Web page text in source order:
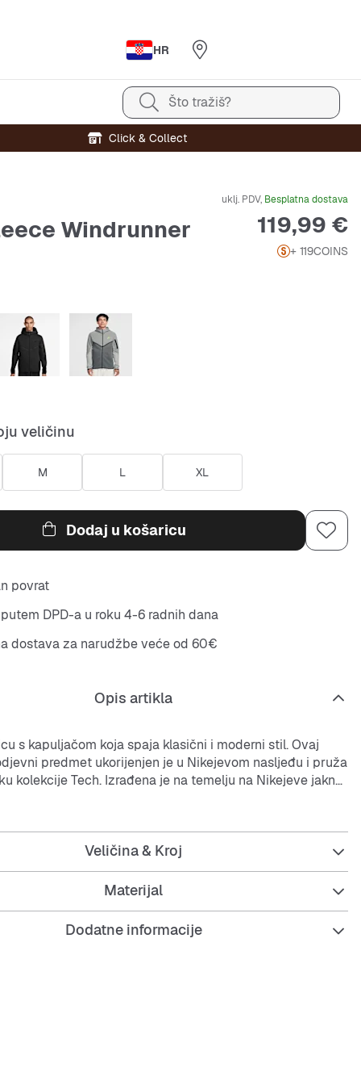
HR
Što tražiš?
Click & Collect
Windrunner
uklj. PDV, Besplatna dostava
Cijena
119,99 €
+ 119COINS
veličinu
M L XL
Dodaj u košaricu
povrat
DPD-a u roku 4-6 radnih dana
dostava za narudžbe veće od 60€
Opis artikla
s kapuljačom koja spaja klasični i moderni stil. Ovaj
predmet ukorijenjen je u Nikejevom nasljeđu i pruža
kolekcije Tech. Izrađena je na temelju na Nikejeve jakne
odlikuje se legendarnim V-uzorkom na prsima
modernom glatkom konstrukcijom od omiljenog
gladak s obje strane topliji je i mekši nego ikad, a
laganu konstrukciju koju volite.
za jednostavno slojevito odijevanje.
Veličina & Kroj
Materijal
Dodatne informacije